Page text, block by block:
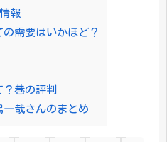
報
需要はいかほど？
巷の評判
哉さんのまとめ